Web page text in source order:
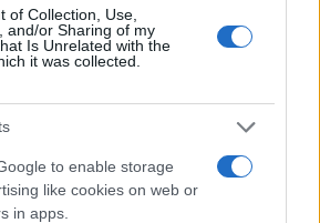
of Collection, Use,
and/or Sharing of my
Is Unrelated with the
it was collected.
to enable storage
like cookies on web or
in apps.
fondos entre exchanges y wallets